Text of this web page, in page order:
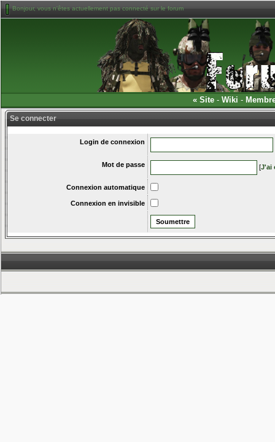
Bonjour, vous n'êtes actuellement pas connecté sur le forum
« Site - Wiki -
Se connecter
Login de connexion
Mot de passe [J'ai
Connexion automatique
Connexion en invisible